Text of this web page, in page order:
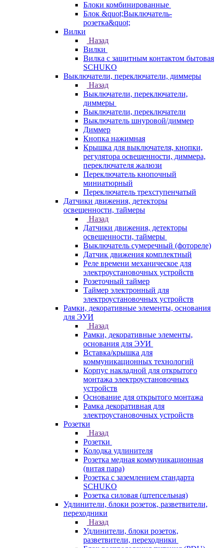
Блоки комбинированные
Блок &quot;Выключатель-
розетка&quot;
Вилки
Назад
Вилки
Вилка с защитным контактом бытовая
SCHUKO
Выключатели, переключатели, диммеры
Назад
Выключатели, переключатели,
диммеры
Выключатели, переключатели
Выключатель шнуровой/диммер
Диммер
Кнопка нажимная
Крышка для выключателя, кнопки,
регулятора освещенности, диммера,
переключателя жалюзи
Переключатель кнопочный
миниатюрный
Переключатель трехступенчатый
Датчики движения, детекторы
освещенности, таймеры
Назад
Датчики движения, детекторы
освещенности, таймеры
Выключатель сумеречный (фотореле)
Датчик движения комплектный
Реле времени механическое для
электроустановочных устройств
Розеточный таймер
Таймер электронный для
электроустановочных устройств
Рамки, декоративные элементы, основания
для ЭУИ
Назад
Рамки, декоративные элементы,
основания для ЭУИ
Вставка/крышка для
коммуникационных технологий
Корпус накладной для открытого
монтажа электроустановочных
устройств
Основание для открытого монтажа
Рамка декоративная для
электроустановочных устройств
Розетки
Назад
Розетки
Колодка удлинителя
Розетка медная коммуникационная
(витая пара)
Розетка с заземлением стандарта
SCHUKO
Розетка силовая (штепсельная)
Удлинители, блоки розеток, разветвители,
переходники
Назад
Удлинители, блоки розеток,
разветвители, переходники